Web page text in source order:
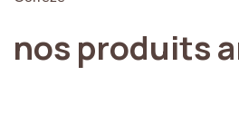
nos produits